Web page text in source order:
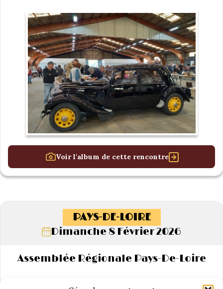
Voir l'album de cette rencontre
PAYS-DE-LOIRE
Dimanche 8 Février 2026
Assemblée Régionale Pays-De-Loire